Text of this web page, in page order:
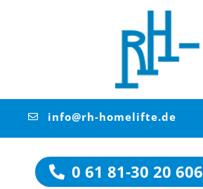
info@rh-homelifte.de
0 61 81-30 20 606